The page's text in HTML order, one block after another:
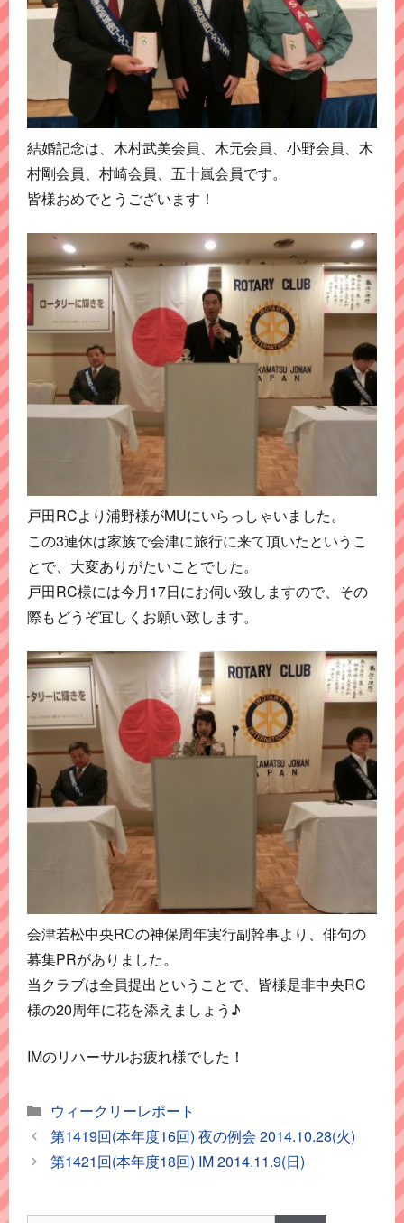
結婚記念は、木村武美会員、木元会員、小野会員、木
村剛会員、村崎会員、五十嵐会員です。
皆様おめでとうございます！
戸田RCより浦野様がMUにいらっしゃいました。
この3連休は家族で会津に旅行に来て頂いたというこ
とで、大変ありがたいことでした。
戸田RC様には今月17日にお伺い致しますので、その
際もどうぞ宜しくお願い致します。
会津若松中央RCの神保周年実行副幹事より、俳句の
募集PRがありました。
当クラブは全員提出ということで、皆様是非中央RC
様の20周年に花を添えましょう♪
IMのリハーサルお疲れ様でした！
カ
テ
ゴ
リ
ウィークリーレポート
第1419回(本年度16回) 夜の例会 2014.10.28(火)
第1421回(本年度18回) IM 2014.11.9(日)